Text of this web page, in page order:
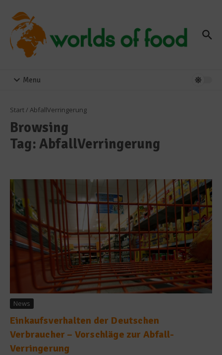
Menu
Start/ AbfallVerringerung
Browsing
Tag: AbfallVerringerung
News
Einkaufsverhalten der Deutschen
Verbraucher – Vorschläge zur Abfall-
Verringerung